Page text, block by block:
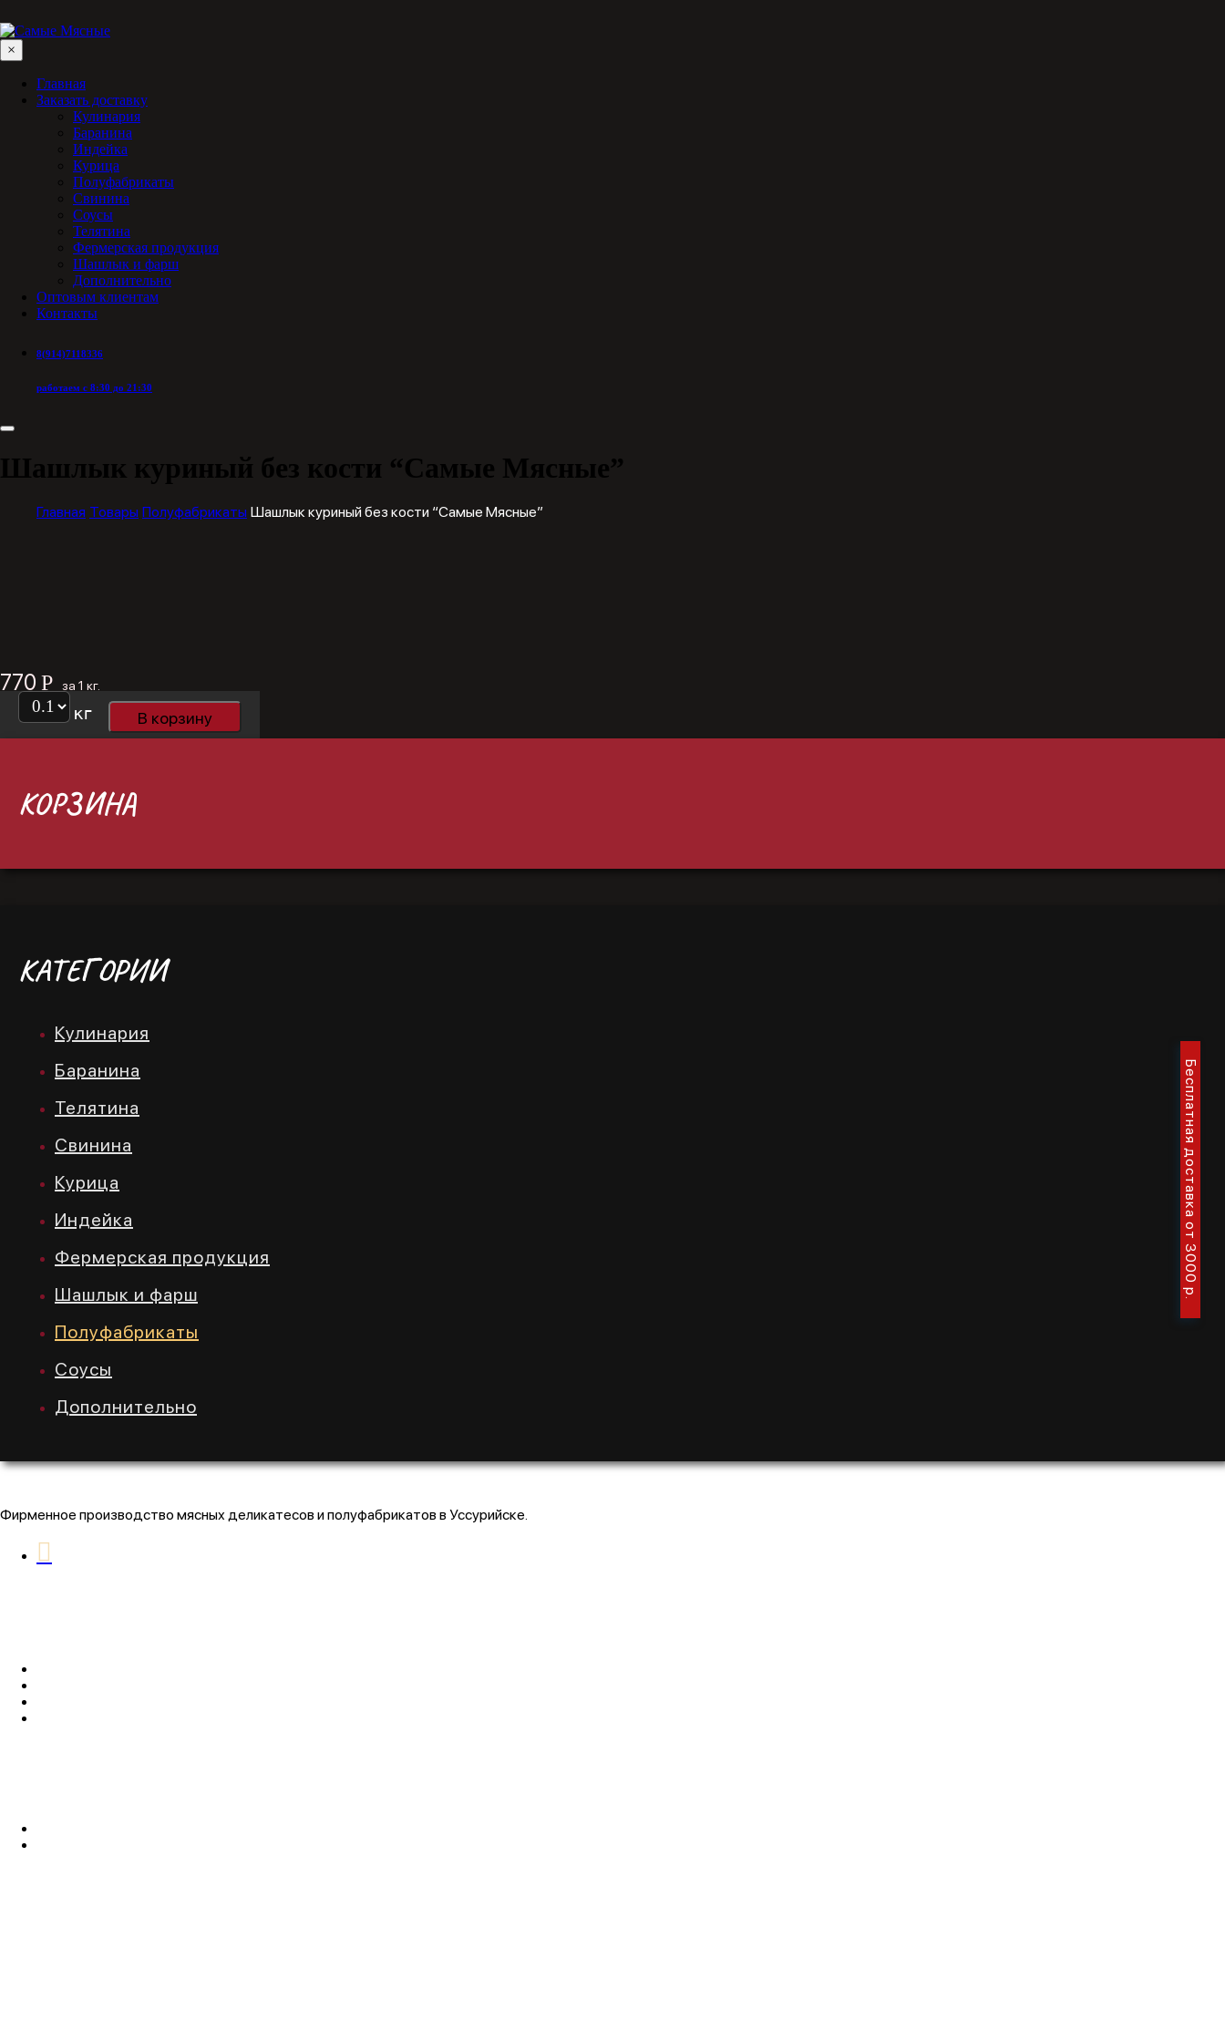
Бесплатная доставка от 3000 р.
×
Главная
Заказать доставку
Кулинария
Баранина
Индейка
Курица
Полуфабрикаты
Свинина
Соусы
Телятина
Фермерская продукция
Шашлык и фарш
Дополнительно
Оптовым клиентам
Контакты
8(914)7118336
работаем с 8:30 до 21:30
Шашлык куриный без кости “Самые Мясные”
Главная Товары Полуфабрикаты Шашлык куриный без кости “Самые Мясные”
770 Р за 1 кг.
кг В корзину
КОРЗИНА
КАТЕГОРИИ
Кулинария
Баранина
Телятина
Свинина
Курица
Индейка
Фермерская продукция
Шашлык и фарш
Полуфабрикаты
Соусы
Дополнительно
Фирменное производство мясных деликатесов и полуфабрикатов в Уссурийске.